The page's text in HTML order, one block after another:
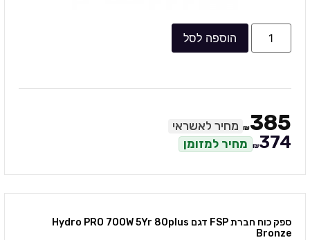
הוספה לסל
₪385 מחיר לאשראי
₪374 מחיר למזומן
ספק כוח חברת FSP דגם Hydro PRO 700W 5Yr 80plus
Bronze